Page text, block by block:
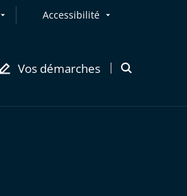
Accessibilité
Vos démarches
Ouvrir